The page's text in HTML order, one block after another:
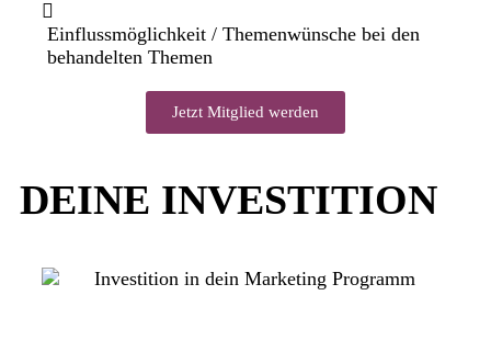
Einflussmöglichkeit / Themenwünsche bei den
behandelten Themen
Jetzt Mitglied werden
DEINE INVESTITION